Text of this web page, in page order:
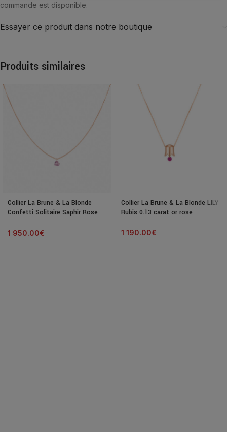
commande est disponible.
Essayer ce produit dans notre boutique
Produits similaires
Collier La Brune & La Blonde
Confetti Solitaire Saphir Rose
1 950.00€
Collier La Brune & La Blonde LILY
Rubis 0.13 carat or rose
1 190.00€